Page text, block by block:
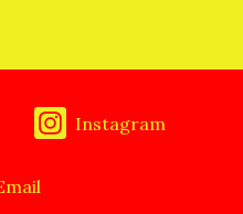
Instagram